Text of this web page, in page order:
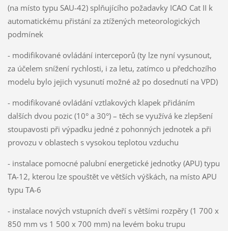
(na místo typu SAU-42) splňujícího požadavky ICAO Cat II k
automatickému přistání za ztížených meteorologických
podmínek
- modifikované ovládání interceporů (ty lze nyní vysunout,
za účelem snížení rychlosti, i za letu, zatímco u předchozího
modelu bylo jejich vysunutí možné až po dosednutí na VPD)
- modifikované ovládání vztlakových klapek přidáním
dalších dvou pozic (10° a 30°) – těch se využívá ke zlepšení
stoupavosti při výpadku jedné z pohonných jednotek a při
provozu v oblastech s vysokou teplotou vzduchu
- instalace pomocné palubní energetické jednotky (APU) typu
TA-12, kterou lze spouštět ve větších výškách, na místo APU
typu TA-6
- instalace nových vstupních dveří s většími rozpěry (1 700 x
850 mm vs 1 500 x 700 mm) na levém boku trupu